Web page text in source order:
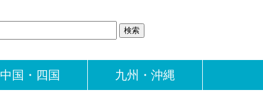
中国・四国 九州・沖縄